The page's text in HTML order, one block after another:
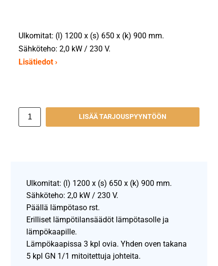
Ulkomitat: (l) 1200 x (s) 650 x (k) 900 mm.
Sähköteho: 2,0 kW / 230 V.
Lisätiedot ›
LISÄÄ TARJOUSPYYNTÖÖN
Ulkomitat: (l) 1200 x (s) 650 x (k) 900 mm.
Sähköteho: 2,0 kW / 230 V.
Päällä lämpötaso rst.
Erilliset lämpötilansäädöt lämpötasolle ja
lämpökaapille.
Lämpökaapissa 3 kpl ovia. Yhden oven takana
5 kpl GN 1/1 mitoitettuja johteita.